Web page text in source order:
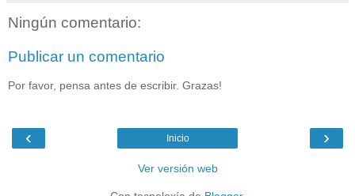
Ningún comentario:
Publicar un comentario
Por favor, pensa antes de escribir. Grazas!
‹ ›
Inicio
Ver versión web